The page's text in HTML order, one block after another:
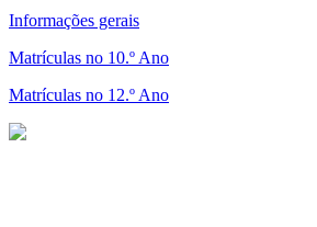
Informações gerais
Matrículas no 10.º Ano
Matrículas no 12.º Ano